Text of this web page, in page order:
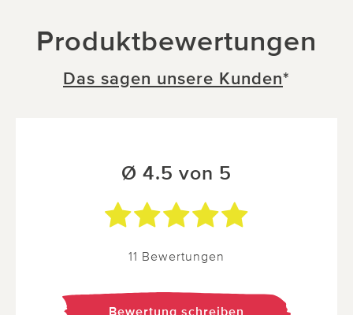
Produktbewertungen
Das sagen unsere Kunden*
Ø 4.5 von 5
11 Bewertungen